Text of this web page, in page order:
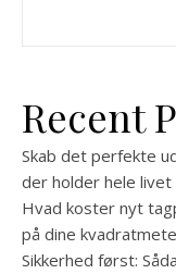
Recent
Skab det perfekte
der holder hele livet
Hvad koster nyt
på dine
Sikkerhed først: